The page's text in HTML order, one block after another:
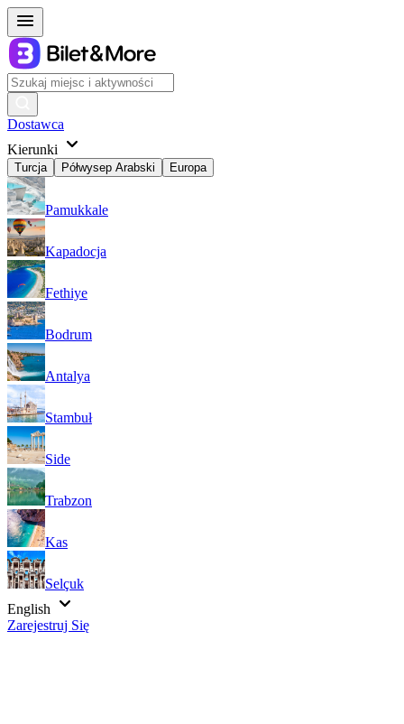
Dostawca
Kierunki
Turcja Półwysep Arabski Europa
Pamukkale
Kapadocja
Fethiye
Bodrum
Antalya
Stambuł
Side
Trabzon
Kas
Selçuk
English
Zarejestruj Się